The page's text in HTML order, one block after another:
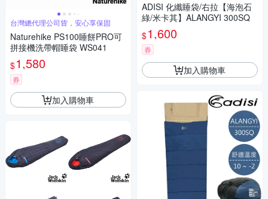
台灣總代理公司貨，安心享保固
Naturehike PS100睡餅PRO可
拼接機洗帶帽睡袋 WS041
$1,580
券
加入購物車
ADISI 化纖睡袋/右拉【海泡石
綠/米卡其】ALANGYI 300SQ
$1,600
券
加入購物車